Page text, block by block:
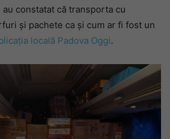
constatat că transporta cu
și pachete ca și cum ar fi fost un
locală Padova Oggi.